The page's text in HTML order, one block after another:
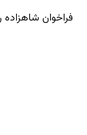
فراخوان